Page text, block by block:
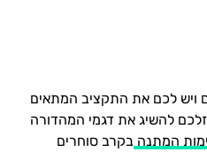
ויש לכם את התקציב המתאים
להשיג את דגמי המהדורה
המתנה בקרב סוחרים